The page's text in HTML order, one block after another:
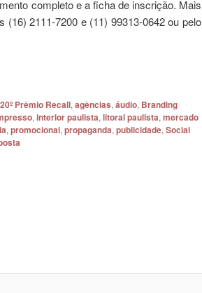
completo e a ficha de inscrição. Mais
2111-7200 e (11) 99313-0642 ou pelo
20º Prêmio Recall, agências, áudio, Branding
, interior paulista, litoral paulista, mercado
, promocional, propaganda, publicidade, Social